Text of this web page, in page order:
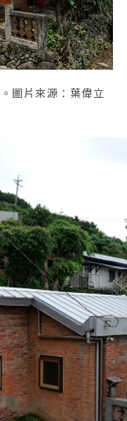
圖片來源：葉偉立